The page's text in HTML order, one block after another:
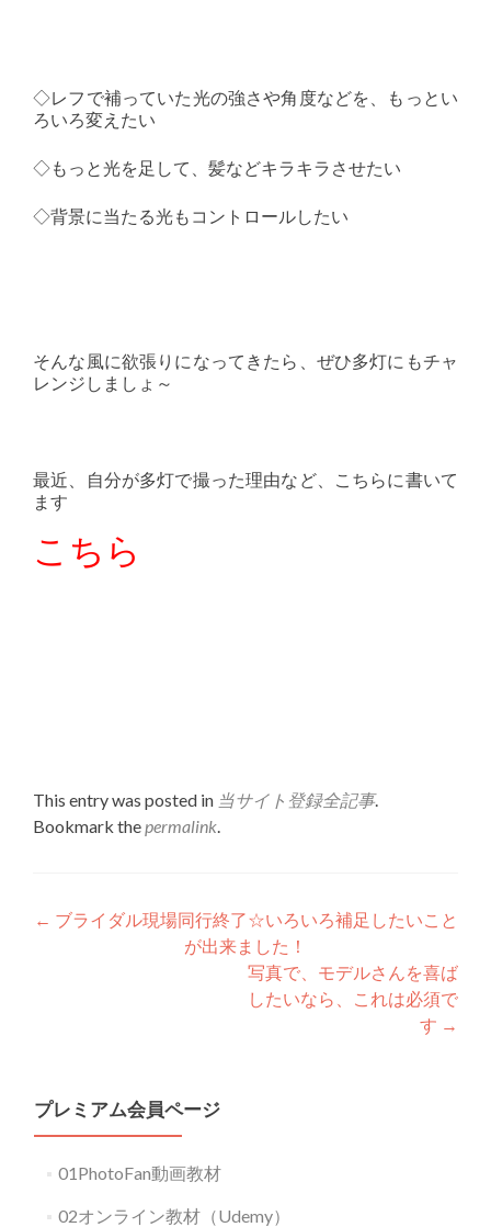
◇レフで補っていた光の強さや角度などを、もっとい
ろいろ変えたい
◇もっと光を足して、髪などキラキラさせたい
◇背景に当たる光もコントロールしたい
そんな風に欲張りになってきたら、ぜひ多灯にもチャ
レンジしましょ～
最近、自分が多灯で撮った理由など、こちらに書いて
ます
こちら
This entry was posted in 当サイト登録全記事.
Bookmark thepermalink.
Post
navigation
← ブライダル現場同行終了☆いろいろ補足したいこと
が出来ました！
写真で、モデルさんを喜ば
したいなら、これは必須で
す →
プレミアム会員ページ
01PhotoFan動画教材
02オンライン教材（Udemy）